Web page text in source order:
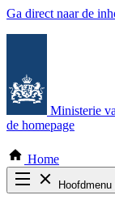
Ga direct naar de
Ministerie
de homepage
Home